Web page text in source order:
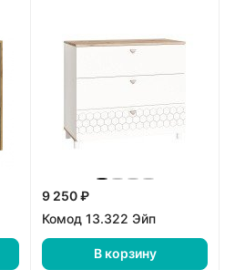
9 250 ₽
Комод 13.322 Эйп
В корзину